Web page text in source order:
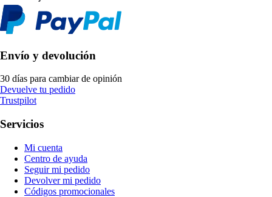
Envío y devolución
30 días para cambiar de opinión
Devuelve tu pedido
Trustpilot
Servicios
Mi cuenta
Centro de ayuda
Seguir mi pedido
Devolver mi pedido
Códigos promocionales